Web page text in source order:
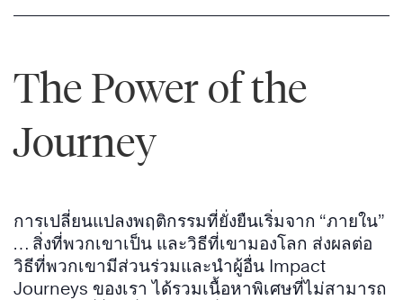
The Power of the
Journey
การเปลี่ยนแปลงพฤติกรรมที่ยั่งยืนเริ่มจาก “ภายใน”
… สิ่งที่พวกเขาเป็น และวิธีที่เขามองโลก ส่งผลต่อ
วิธีที่พวกเขามีส่วนร่วมและนำผู้อื่น Impact
Journeys ของเรา ได้รวมเนื้อหาพิเศษที่ไม่สามารถ